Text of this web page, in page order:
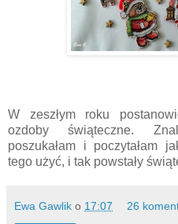
W zeszłym roku
ozdoby świąteczne.
poszukałam i poczytałam
tego użyć, i tak powstały
Ewa Gawlik o 17:07 26